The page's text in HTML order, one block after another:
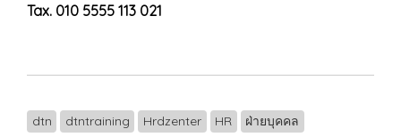
Tax. 010 5555 113 021
dtn dtntraining Hrdzenter HR
ฝ่ายบุคคล